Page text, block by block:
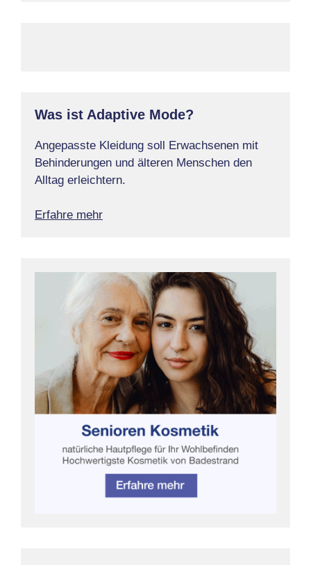
Was ist Adaptive Mode?
Angepasste Kleidung soll Erwachsenen mit
Behinderungen und älteren Menschen den
Alltag erleichtern.
Erfahre mehr